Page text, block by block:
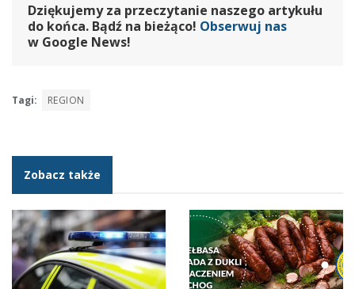
Dziękujemy za przeczytanie naszego artykułu
do końca. Bądź na bieżąco! Obserwuj nas
w Google News!
Tagi: REGION
Zobacz także